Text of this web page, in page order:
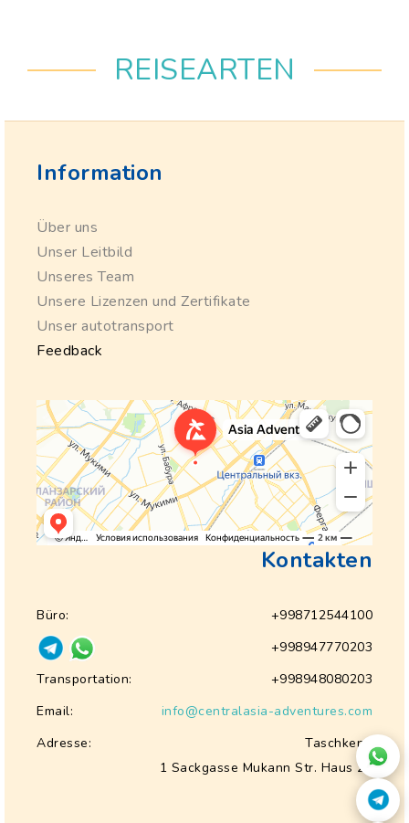
REISEARTEN
Information
Über uns
Unser Leitbild
Unseres Team
Unsere Lizenzen und Zertifikate
Unser autotransport
Feedback
Kontakten
Büro:
+998712544100
+998947770203
Transportation:
+998948080203
Email:
info@centralasia-adventures.com
Adresse:
Taschkent,
1 Sackgasse Mukann Str. Haus 28